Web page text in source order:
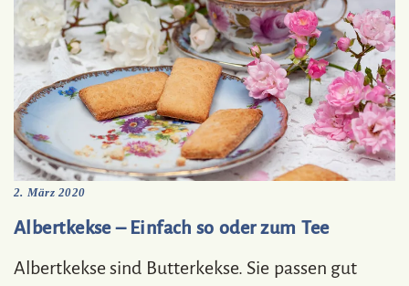
2. März 2020
Albertkekse – Einfach so oder zum Tee
Albertkekse sind Butterkekse. Sie passen gut